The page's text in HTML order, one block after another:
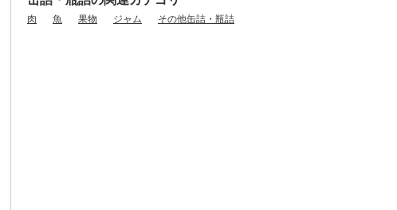
肉 魚 果物 ジャム その他缶詰・瓶詰